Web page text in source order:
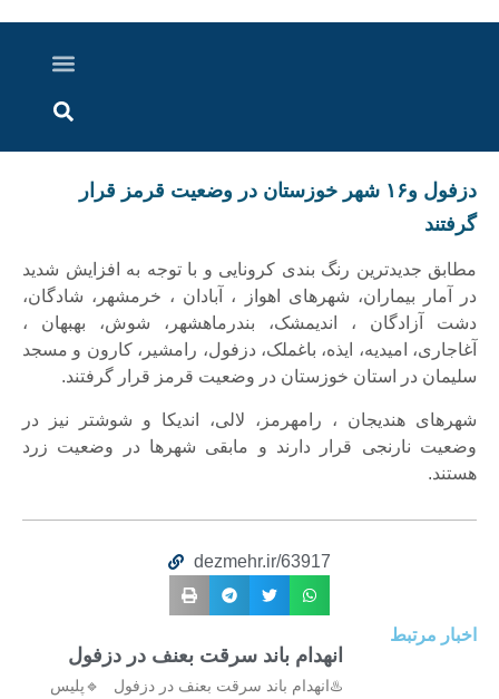
دزفول و۱۶ شهر خوزستان در وضعیت قرمز قرار
گرفتند
مطابق جدیدترین رنگ بندی کرونایی و با توجه به افزایش شدید
در آمار بیماران، شهرهای اهواز ، آبادان ، خرمشهر، شادگان،
دشت آزادگان ، اندیمشک‌، بندرماهشهر، شوش، بهبهان ،
آغاجاری، امیدیه، ایذه، باغملک، دزفول، رامشیر، کارون و مسجد
سلیمان در استان خوزستان در وضعیت قرمز قرار گرفتند.
شهرهای هندیجان ، رامهرمز، لالی، اندیکا و شوشتر نیز در
وضعیت نارنجی قرار دارند و مابقی شهرها در وضعیت زرد
هستند.
dezmehr.ir/63917
اخبار مرتبط
انهدام باند سرقت بعنف در دزفول
♨️انهدام باند سرقت بعنف در دزفول 🔹پلیس